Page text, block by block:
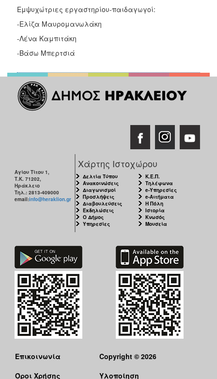
Εμψυχώτριες εργαστηρίου-παιδαγωγοί:
-Ελίζα Μαυρομανωλάκη
-Λένα Καμπιτάκη
-Βάσω Μπερτσιά
Αγίου Τίτου 1,
Τ.Κ. 71202,
Ηράκλειο
Τηλ.: 2813-409000
email:info@heraklion.gr
Χάρτης Ιστοχώρου
Δελτία Τύπου
Ανακοινώσεις
Διαγωνισμοί
Προσλήψεις
Διαβουλεύσεις
Εκδηλώσεις
Ο Δήμος
Υπηρεσίες
Κ.Ε.Π.
Τηλέφωνα
e-Υπηρεσίες
e-Αιτήματα
Η Πόλη
Ιστορία
Κνωσός
Μουσεία
Επικοινωνία
Όροι Χρήσης
Copyright © 2026
Υλοποίηση